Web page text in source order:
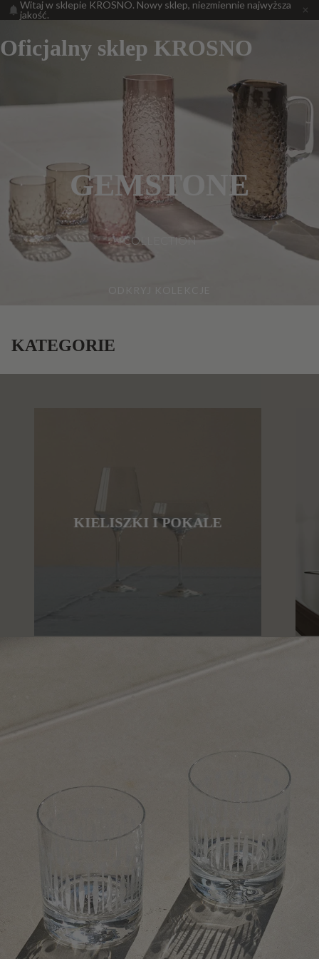
Witaj w sklepie KROSNO. Nowy sklep, niezmiennie najwyższa
jakość.
Oficjalny sklep KROSNO
GEMSTONE
COLLECTION
KATEGORIE
KIELISZKI I POKALE